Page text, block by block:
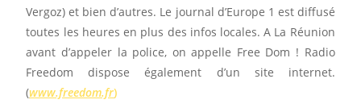
Vergoz) et bien d’autres. Le journal d’Europe 1 est diffusé
toutes les heures en plus des infos locales. A La Réunion
avant d’appeler la police, on appelle Free Dom ! Radio
Freedom dispose également d’un site internet.
(www.freedom.fr)